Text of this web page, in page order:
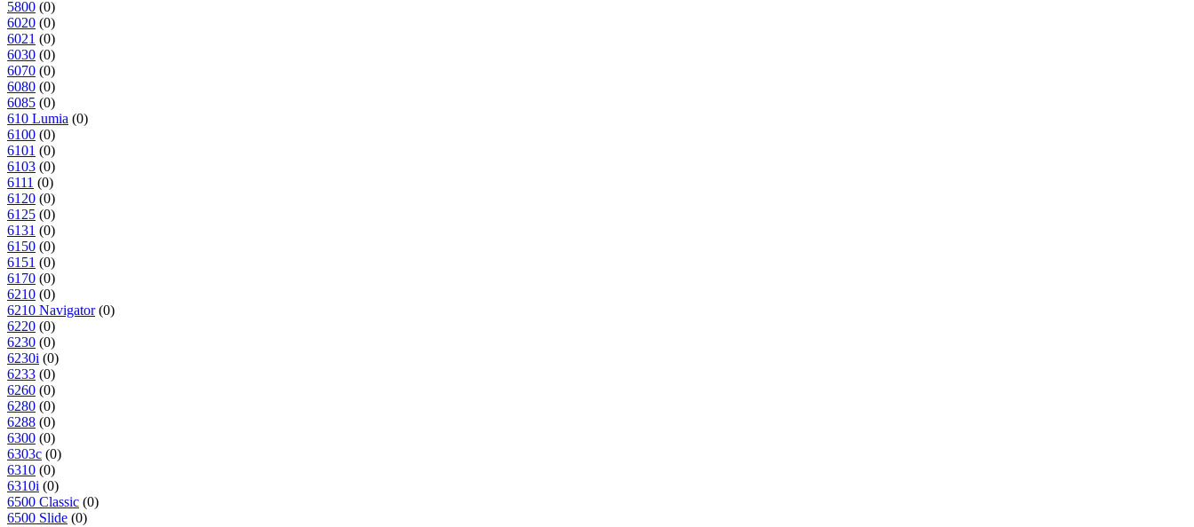
5800 (0)
6020 (0)
6021 (0)
6030 (0)
6070 (0)
6080 (0)
6085 (0)
610 Lumia (0)
6100 (0)
6101 (0)
6103 (0)
6111 (0)
6120 (0)
6125 (0)
6131 (0)
6150 (0)
6151 (0)
6170 (0)
6210 (0)
6210 Navigator(0)
6220 (0)
6230 (0)
6230i (0)
6233 (0)
6260 (0)
6280 (0)
6288 (0)
6300 (0)
6303c (0)
6310 (0)
6310i (0)
6500 Classic (0)
6500 Slide (0)